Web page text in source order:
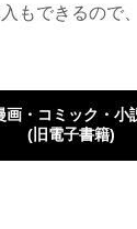
もできるので
画・コミック・小
(旧電子書籍)